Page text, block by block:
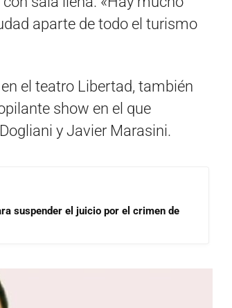
aparte de todo el turismo
el teatro Libertad, también
show en el que
y Javier Marasini.
suspender el juicio por el crimen de